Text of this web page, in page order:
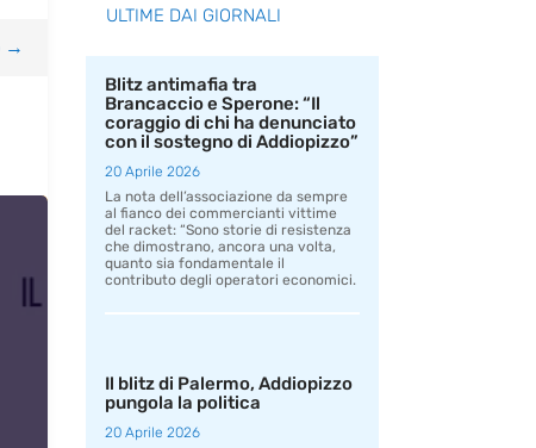
→
ULTIME DAI GIORNALI
Blitz antimafia tra
Brancaccio e Sperone: “Il
coraggio di chi ha denunciato
con il sostegno di Addiopizzo”
20 Aprile 2026
La nota dell’associazione da sempre
al fianco dei commercianti vittime
del racket: “Sono storie di resistenza
che dimostrano, ancora una volta,
quanto sia fondamentale il
contributo degli operatori economici.
Il blitz di Palermo, Addiopizzo
pungola la politica
20 Aprile 2026